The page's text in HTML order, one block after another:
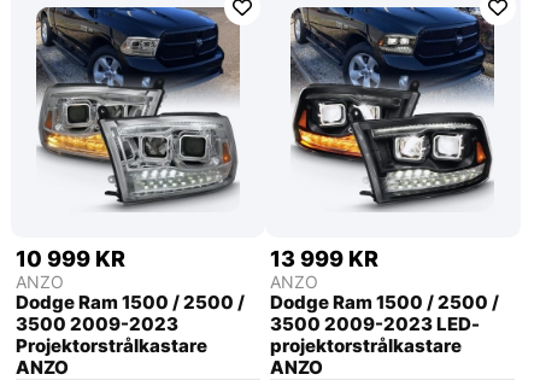
10 999 KR
ANZO
Dodge Ram 1500 / 2500 /
3500 2009-2023
Projektorstrålkastare
ANZO
13 999 KR
ANZO
Dodge Ram 1500 / 2500 /
3500 2009-2023 LED-
projektorstrålkastare
ANZO